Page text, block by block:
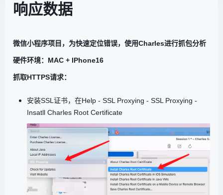
响应数据
微信小程序项目，为快速定位错误，使用Charles进行抓包分析
硬件环境：MAC + IPhone16
抓取HTTPS请求：
安装SSL证书，在Help - SSL Proxying - SSL Proxying -
Insatll Charles Root Certificate